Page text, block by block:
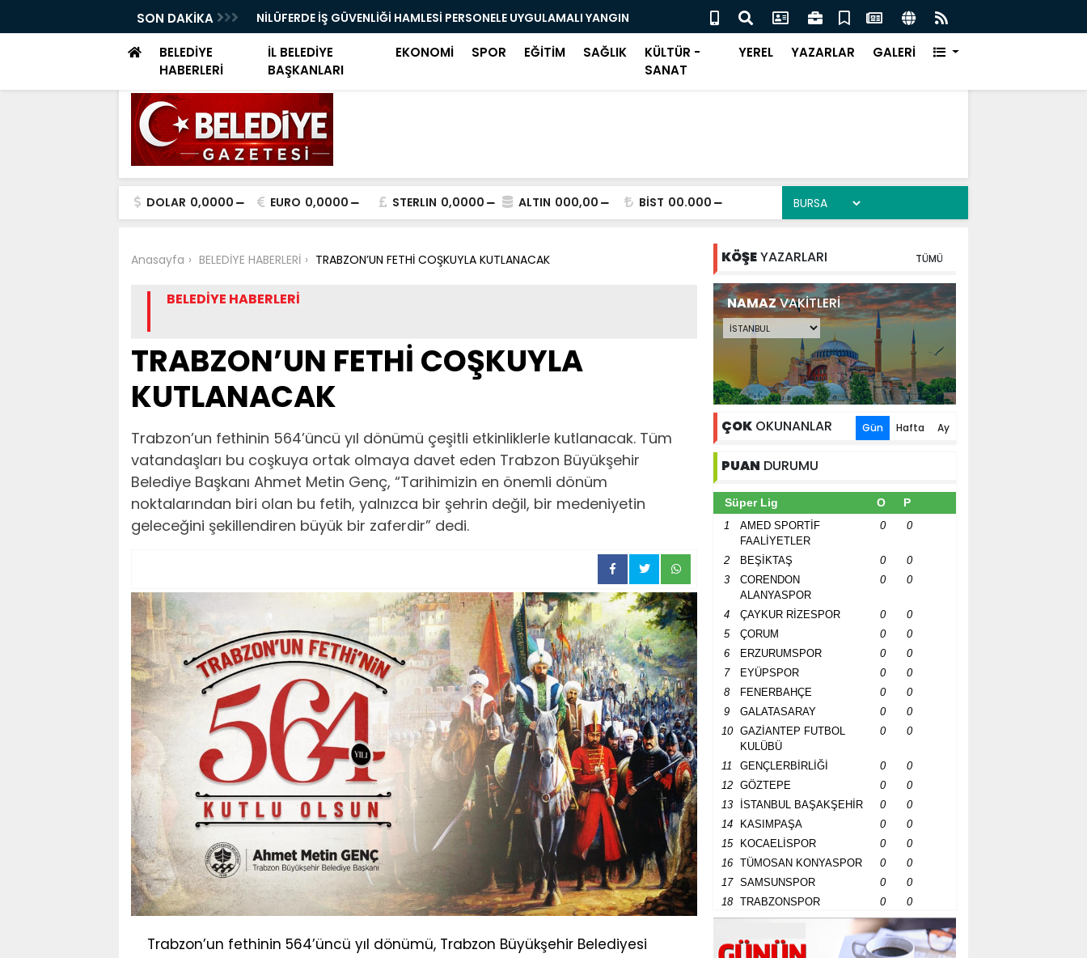
SON DAKİKA
DÜNYA SAĞLIK ÖRGÜTÜ KÜRSÜSÜNDE
NİLÜFERDE İŞ GÜVENLİĞİ HAMLESİ PERSONELE UYGULAMALI YANGIN
EĞİTİMİ
OSMANGAZİDE DEV ADIM ON DÖRT NOKTADA BÜYÜK DÖNÜŞÜM
BAŞLADI
BELEDİYE
HABERLERİ
İL BELEDİYE
BAŞKANLARI
EKONOMİ SPOR EĞİTİM SAĞLIK
KÜLTÜR -
SANAT
YEREL YAZARLAR GALERİ
DOLAR 0,0000 EURO 0,0000 STERLIN 0,0000 ALTIN 000,00 BİST 00.000
Anasayfa BELEDİYE HABERLERİ TRABZON’UN FETHİ COŞKUYLA KUTLANACAK
BELEDİYE HABERLERİ
TRABZON’UN FETHİ COŞKUYLA
KUTLANACAK
Trabzon’un fethinin 564’üncü yıl dönümü çeşitli etkinliklerle kutlanacak. Tüm
vatandaşları bu coşkuya ortak olmaya davet eden Trabzon Büyükşehir
Belediye Başkanı Ahmet Metin Genç, “Tarihimizin en önemli dönüm
noktalarından biri olan bu fetih, yalnızca bir şehrin değil, bir medeniyetin
geleceğini şekillendiren büyük bir zaferdir” dedi.
Trabzon’un fethinin 564’üncü yıl dönümü, Trabzon Büyükşehir Belediyesi
KÖŞEYAZARLARI TÜMÜ
NAMAZVAKİTLERİ
ÇOK OKUNANLAR Gün Hafta Ay
PUAN DURUMU
Süper Lig O P
1
AMED SPORTİF
FAALİYETLER
0 0
2 BEŞİKTAŞ 0
0
3
CORENDON
ALANYASPOR
0 0
4 ÇAYKUR RİZESPOR 0
0
5
ÇORUM 0
0
6
ERZURUMSPOR 0
0
7
EYÜPSPOR 0
0
8
FENERBAHÇE 0
0
9
GALATASARAY 0
0
10
GAZİANTEP FUTBOL
KULÜBÜ
0 0
11 GENÇLERBİRLİĞİ 0
0
12
GÖZTEPE 0
0
13
İSTANBUL BAŞAKŞEHİR 0
0
14
KASIMPAŞA 0
0
15
KOCAELİSPOR 0
0
16
TÜMOSAN KONYASPOR 0
0
17
SAMSUNSPOR 0
0
18
TRABZONSPOR 0 0